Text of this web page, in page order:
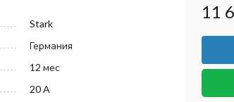
Stark
Германия
12 мес
20 A
11